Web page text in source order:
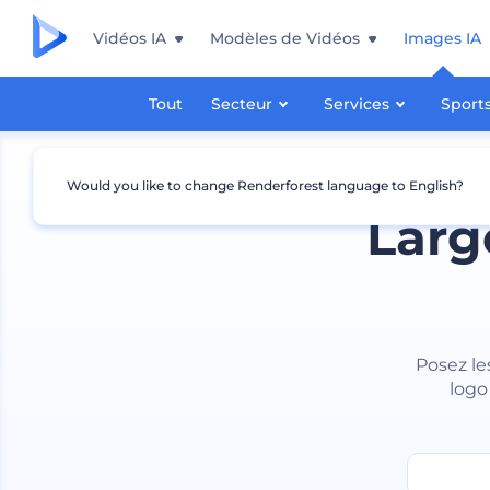
Vidéos IA Modèles de Vidéos Images IA
Tout Secteur Services
Posez
Would you like to change Renderforest language to English?